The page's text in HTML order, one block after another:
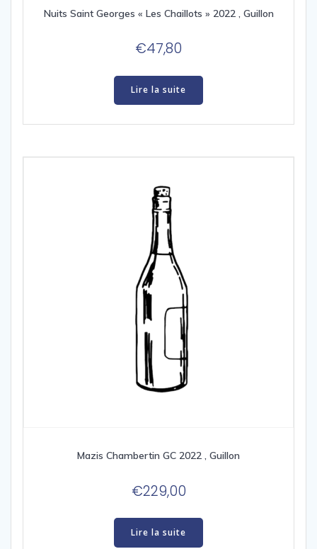
Nuits Saint Georges « Les Chaillots » 2022 , Guillon
€47,80
Lire la suite
Mazis Chambertin GC 2022 , Guillon
€229,00
Lire la suite